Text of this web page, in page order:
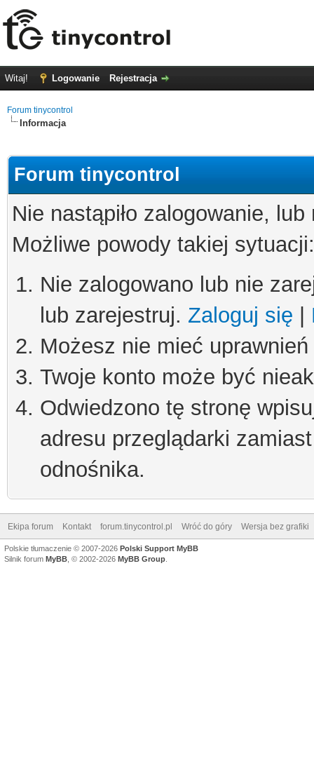
Witaj! Logowanie Rejestracja
Forum tinycontrol
Informacja
Forum tinycontrol
Nie nastąpiło zalogowanie,
Możliwe powody takiej sytuacji:
Nie zalogowano lub nie
lub zarejestruj. Zaloguj się
Możesz nie mieć
Twoje konto może być
Odwiedzono tę stronę
adresu przeglądarki
odnośnika.
Ekipa forum Kontakt forum.tinycontrol.pl Wróć do góry Wersja bez grafiki
Polskie tłumaczenie © 2007-2026 Polski Support MyBB
Silnik forum MyBB , © 2002-2026 MyBB Group